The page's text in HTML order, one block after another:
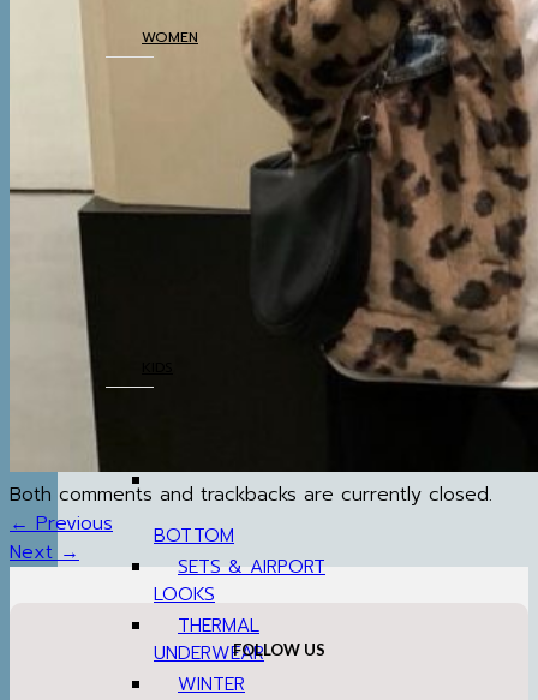
COATS
DRESSES & AIRPORT
LOOKS
BOTTOM
SETS & AIRPORT
LOOKS
THERMAL
UNDERWEAR
WINTER
ACCESSORIES
BOOTS
Both comments and trackbacks are currently closed.
←Previous
Next→
FOLLOW US